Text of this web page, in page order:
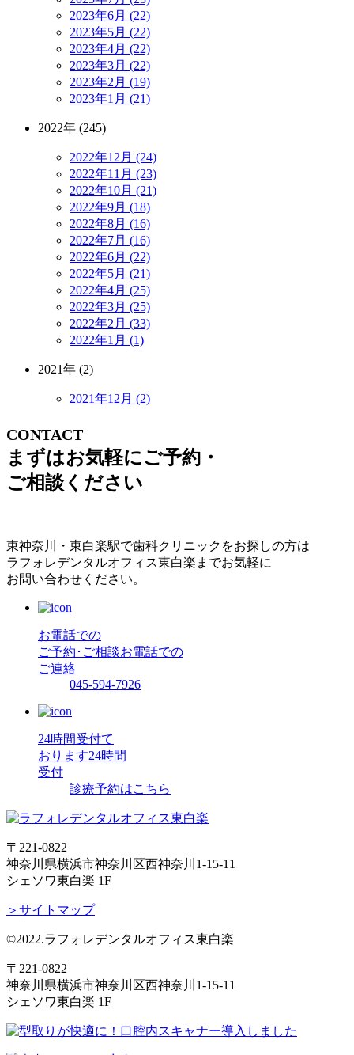
2023年6月 (22)
2023年5月 (22)
2023年4月 (22)
2023年3月 (22)
2023年2月 (19)
2023年1月 (21)
2022年 (245)
2022年12月 (24)
2022年11月 (23)
2022年10月 (21)
2022年9月 (18)
2022年8月 (16)
2022年7月 (16)
2022年6月 (22)
2022年5月 (21)
2022年4月 (25)
2022年3月 (25)
2022年2月 (33)
2022年1月 (1)
2021年 (2)
2021年12月 (2)
CONTACT
まずはお気軽にご予約・
ご相談ください
東神奈川・東白楽駅で歯科クリニックをお探しの方は
ラフォレデンタルオフィス東白楽までお気軽に
お問い合わせください。
お電話での
ご予約･ご相談お電話での
ご連絡
045-594-7926
24時間受付て
おります24時間
受付
診療予約はこちら
〒221-0822
神奈川県横浜市神奈川区西神奈川1-15-11
シェソワ東白楽 1F
＞サイトマップ
©2022.ラフォレデンタルオフィス東白楽
〒221-0822
神奈川県横浜市神奈川区西神奈川1-15-11
シェソワ東白楽 1F